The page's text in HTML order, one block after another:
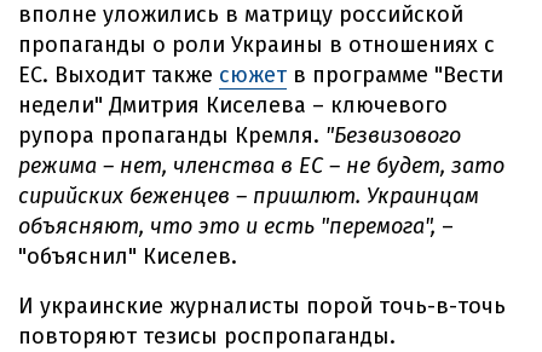
вполне уложились в матрицу российской
пропаганды о роли Украины в отношениях с
ЕС. Выходит также сюжет в программе "Вести
недели" Дмитрия Киселева – ключевого
рупора пропаганды Кремля. "Безвизового
режима – нет, членства в ЕС – не будет, зато
сирийских беженцев – пришлют. Украинцам
объясняют, что это и есть "перемога", –
"объяснил" Киселев.
И украинские журналисты порой точь-в-точь
повторяют тезисы роспропаганды.